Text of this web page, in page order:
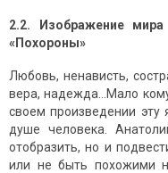
2.2. Изображение мира
«Похороны»
Любовь, ненависть,
вера, надежда…Мало
своем произведении
душе человека.
отобразить, но и
или не быть похожими